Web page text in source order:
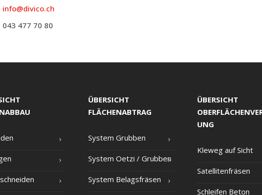
info@divico.ch
043 477 70 80
ÜBERSICHT
FLÄCHENABTRAG
Sys­tem Grubben
Sys­tem Oet­zi /​ Grub­ben
Sys­tem Belagsfräsen
ÜBERSICHT
UNG
Kle­weg auf Sicht
Satel­li­ten­frä­sen
Schlei­fen Beton